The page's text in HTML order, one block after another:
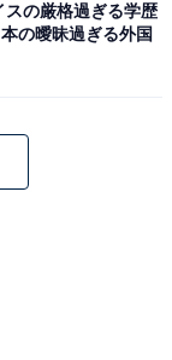
スの厳格過ぎる学歴
の曖昧過ぎる外国